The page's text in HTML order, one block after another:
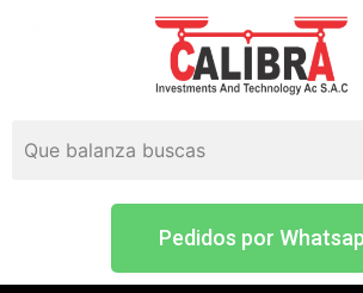
Pedidos por